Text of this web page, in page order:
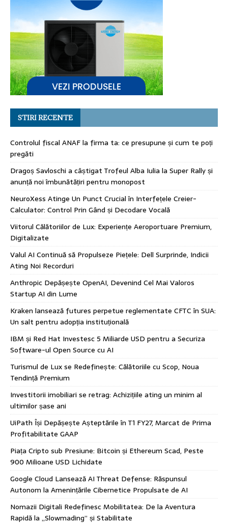
STIRI RECENTE
Controlul fiscal ANAF la firma ta: ce presupune și cum te poți
pregăti
Dragoș Savloschi a câștigat Trofeul Alba Iulia la Super Rally și
anunță noi îmbunătățiri pentru monopost
NeuroXess Atinge Un Punct Crucial în Interfețele Creier-
Calculator: Control Prin Gând și Decodare Vocală
Viitorul Călătoriilor de Lux: Experiențe Aeroportuare Premium,
Digitalizate
Valul AI Continuă să Propulseze Piețele: Dell Surprinde, Indicii
Ating Noi Recorduri
Anthropic Depășește OpenAI, Devenind Cel Mai Valoros
Startup AI din Lume
Kraken lansează futures perpetue reglementate CFTC în SUA:
Un salt pentru adopția instituțională
IBM și Red Hat Investesc 5 Miliarde USD pentru a Securiza
Software-ul Open Source cu AI
Turismul de Lux se Redefinește: Călătoriile cu Scop, Noua
Tendință Premium
Investitorii imobiliari se retrag: Achizițiile ating un minim al
ultimilor șase ani
UiPath Își Depășește Așteptările în T1 FY27, Marcat de Prima
Profitabilitate GAAP
Piața Cripto sub Presiune: Bitcoin și Ethereum Scad, Peste
900 Milioane USD Lichidate
Google Cloud Lansează AI Threat Defense: Răspunsul
Autonom la Amenințările Cibernetice Propulsate de AI
Nomazii Digitali Redefinesc Mobilitatea: De la Aventura
Rapidă la „Slowmading” și Stabilitate